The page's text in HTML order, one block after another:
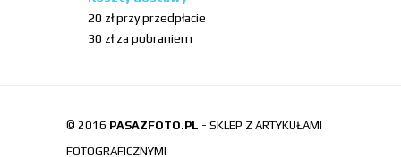
20 zł przy przedpłacie
30 zł za pobraniem
© 2016 PASAZFOTO.PL - SKLEP Z ARTYKUŁAMI
FOTOGRAFICZNYMI